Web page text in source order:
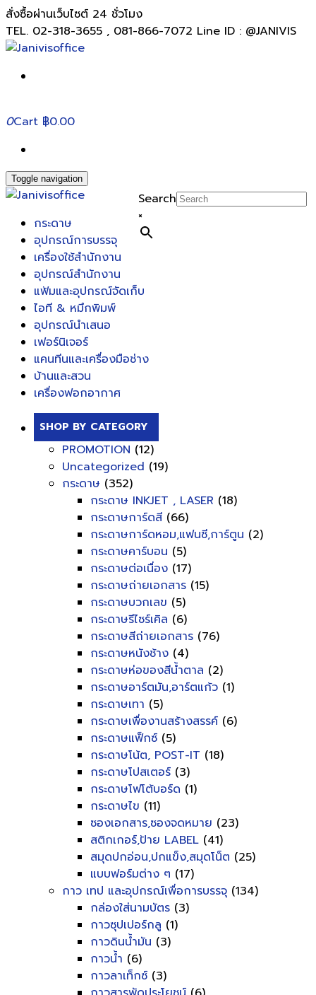
สั่งซื้อผ่านเว็บไซต์ 24 ชั่วโมง
TEL. 02-318-3655 , 081-866-7072 Line ID : @JANIVIS
0Cart ฿0.00
Toggle navigation
Search
×
กระดาษ
อุปกรณ์การบรรจุ
เครื่องใช้สำนักงาน
อุปกรณ์สำนักงาน
แฟ้มและอุปกรณ์จัดเก็บ
ไอที & หมึกพิมพ์
อุปกรณ์นำเสนอ
เฟอร์นิเจอร์
แคนทีนและเครื่องมือช่าง
บ้านและสวน
เครื่องฟอกอากาศ
SHOP BY CATEGORY
PROMOTION (12)
Uncategorized (19)
กระดาษ (352)
กระดาษ INKJET , LASER (18)
กระดาษการ์ดสี (66)
กระดาษการ์ดหอม,แฟนซี,การ์ตูน (2)
กระดาษคาร์บอน (5)
กระดาษต่อเนื่อง (17)
กระดาษถ่ายเอกสาร (15)
กระดาษบวกเลข (5)
กระดาษรีไซร์เคิล (6)
กระดาษสีถ่ายเอกสาร (76)
กระดาษหนังช้าง (4)
กระดาษห่อของสีน้ำตาล (2)
กระดาษอาร์ตมัน,อาร์ตแก้ว (1)
กระดาษเทา (5)
กระดาษเพื่องานสร้างสรรค์ (6)
กระดาษแฟ็กซ์ (5)
กระดาษโน้ต, POST-IT (18)
กระดาษโปสเตอร์ (3)
กระดาษโฟโต้บอร์ด (1)
กระดาษไข (11)
ซองเอกสาร,ซองจดหมาย (23)
สติกเกอร์,ป้าย LABEL (41)
สมุดปกอ่อน,ปกแข็ง,สมุดโน็ต (25)
แบบฟอร์มต่าง ๆ (17)
กาว เทป และอุปกรณ์เพื่อการบรรจุ (134)
กล่องใส่นามบัตร (3)
กาวซุปเปอร์กลู (1)
กาวดินน้ำมัน (3)
กาวน้ำ (6)
กาวลาเท็กซ์ (3)